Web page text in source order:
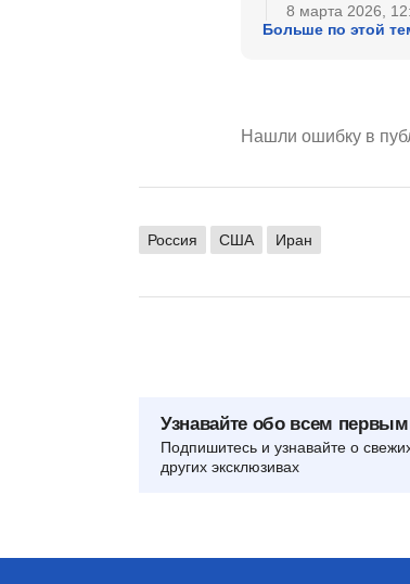
8 марта 2026,
Больше по этой
Нашли ошибку в
Россия США Иран
Узнавайте обо всем
Подпишитесь и узнавайте о
других эксклюзивах